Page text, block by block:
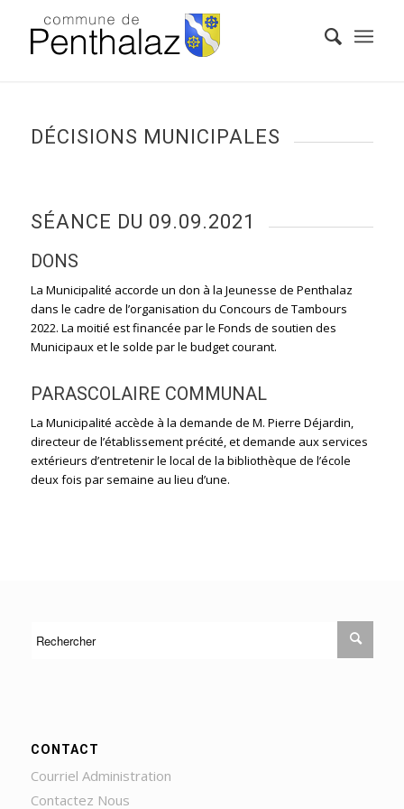
DÉCISIONS MUNICIPALES
SÉANCE DU 09.09.2021
DONS
La Municipalité accorde un don à la Jeunesse de Penthalaz
dans le cadre de l’organisation du Concours de Tambours
2022. La moitié est financée par le Fonds de soutien des
Municipaux et le solde par le budget courant.
PARASCOLAIRE COMMUNAL
La Municipalité accède à la demande de M. Pierre Déjardin,
directeur de l’établissement précité, et demande aux services
extérieurs d’entretenir le local de la bibliothèque de l’école
deux fois par semaine au lieu d’une.
CONTACT
Courriel Administration
Contactez Nous